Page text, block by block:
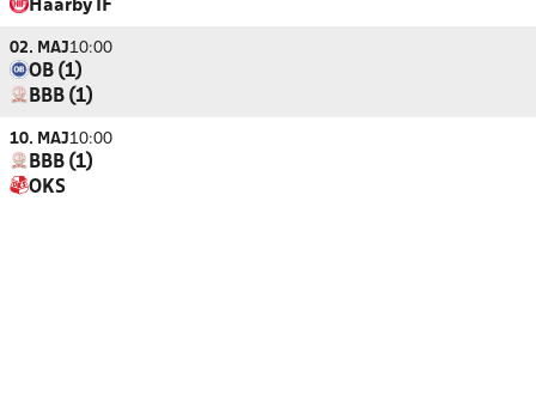
Haarby IF
02. MAJ10:00
OB (1)
BBB (1)
10. MAJ10:00
BBB (1)
OKS